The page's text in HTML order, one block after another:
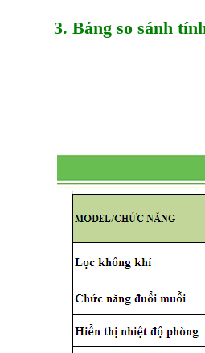
3. Bảng so sánh